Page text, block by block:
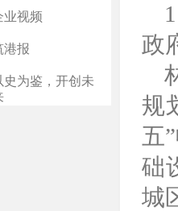
业视频
港报
史为鉴，开创未
政
规
五
础
城